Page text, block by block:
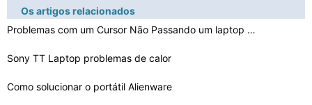
Os artigos relacionados
Problemas com um Cursor Não Passando um laptop Toshiba…
Sony TT Laptop problemas de calor
Como solucionar o portátil Alienware